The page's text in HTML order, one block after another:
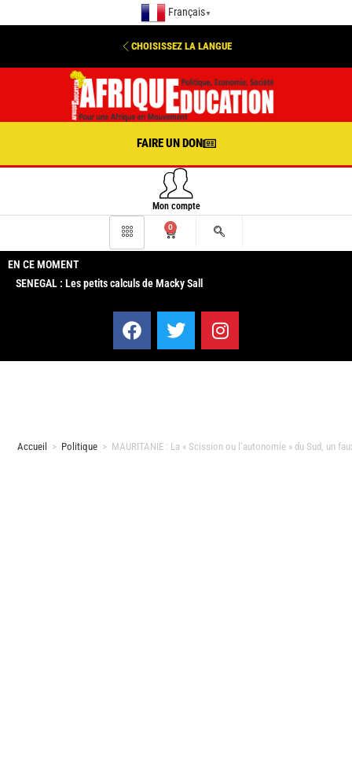
Français ▼
CHOISISSEZ LA LANGUE
FAIRE UN DON
Mon compte
0
EN CE MOMENT
SENEGAL : Les petits calculs de Macky Sall
Accueil > Politique > MAURITANIE : La « Scission ou l’autonomie » du Sud, un